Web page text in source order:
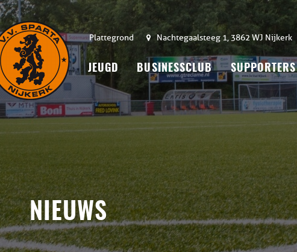
Plattegrond Nachtegaalsteeg 1, 3862 WJ Nijkerk
JEUGD BUSINESSCLUB SUPPORTERS
NIEUWS